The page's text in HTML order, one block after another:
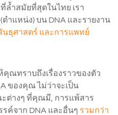
ล้ำสมัยที่สุดในไทย เรา
ำแหน่ง) บน DNA และรายงาน
นธุศาสตร์ และการแพทย์
คุณทราบถึงเรื่องราวของตัว
ของคุณ ไม่ว่าจะเป็น
ต่างๆ ที่คุณมี, การแพ้สาร
รค์จาก DNA และอื่นๆ รวมกว่า